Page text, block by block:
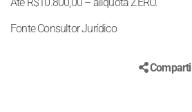
Fonte Consultor Jurídico